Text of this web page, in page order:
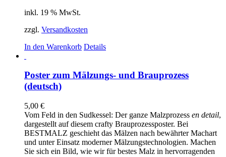
inkl. 19 % MwSt.
zzgl. Versandkosten
In den Warenkorb Details
Poster zum Mälzungs- und Brauprozess
(deutsch)
5,00 €
Vom Feld in den Sudkessel: Der ganze Malzprozess en detail,
dargestellt auf diesem crafty Brauprozessposter. Bei
BESTMALZ geschieht das Mälzen nach bewährter Machart
und unter Einsatz moderner Mälzungstechnologien. Machen
Sie sich ein Bild, wie wir für bestes Malz in hervorragenden